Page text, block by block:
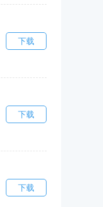
下载
下载
下载